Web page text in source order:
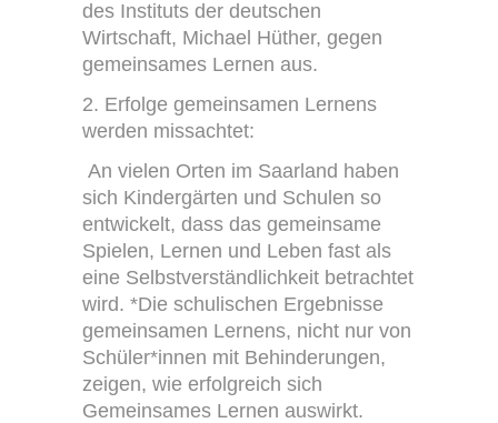
des Instituts der deutschen
Wirtschaft, Michael Hüther, gegen
gemeinsames Lernen aus.
2. Erfolge gemeinsamen Lernens
werden missachtet:
An vielen Orten im Saarland haben
sich Kindergärten und Schulen so
entwickelt, dass das gemeinsame
Spielen, Lernen und Leben fast als
eine Selbstverständlichkeit betrachtet
wird. *Die schulischen Ergebnisse
gemeinsamen Lernens, nicht nur von
Schüler*innen mit Behinderungen,
zeigen, wie erfolgreich sich
Gemeinsames Lernen auswirkt.